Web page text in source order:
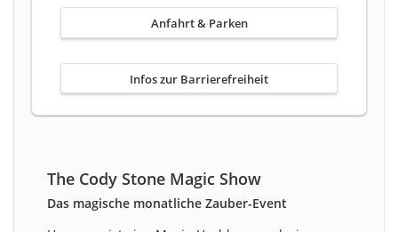
Anfahrt & Parken
Infos zur Barrierefreiheit
The Cody Stone Magic Show
Das magische monatliche Zauber-Event